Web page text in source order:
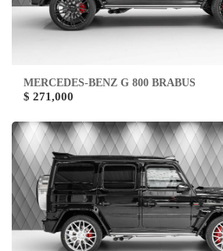
MERCEDES-BENZ G 800 BRABUS
$ 271,000